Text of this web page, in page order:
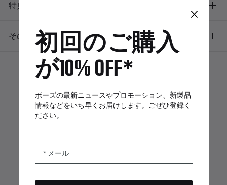
特典
その他のリンク
プリ
App
×
初回のご購入
が10% OFF*
ボーズの最新ニュースやプロモーション、新製品
情報などをいち早くお届けします。ごぜひ登録く
ださい。
メール